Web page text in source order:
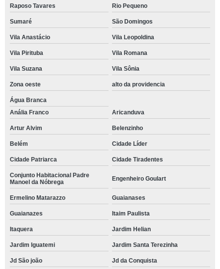
Raposo Tavares Rio Pequeno
Sumaré São Domingos
Vila Anastácio Vila Leopoldina
Vila Pirituba Vila Romana
Vila Suzana Vila Sônia
Zona oeste alto da providencia
Água Branca
Anália Franco
Aricanduva
Artur Alvim Belenzinho
Belém Cidade Líder
Cidade Patriarca Cidade Tiradentes
Conjunto Habitacional Padre
Manoel da Nóbrega
Engenheiro Goulart
Ermelino Matarazzo Guaianases
Guaianazes Itaim Paulista
Itaquera Jardim Helian
Jardim Iguatemi Jardim Santa Terezinha
Jd São joão Jd da Conquista